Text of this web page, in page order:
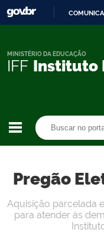
IFF Instituto
MINISTÉRIO DA EDUCAÇÃO
Pregão
Aquisição parcelada
para atender às